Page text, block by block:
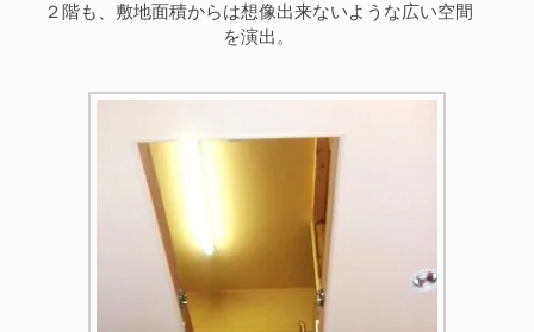
２階も、敷地面積からは想像出来ないような広い空間
を演出。